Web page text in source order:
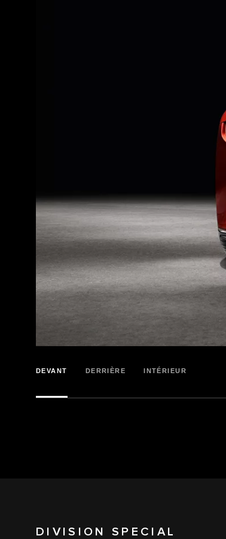
DEVANT DERRIÈRE INTÉRIEUR
DIVISION SPECIAL